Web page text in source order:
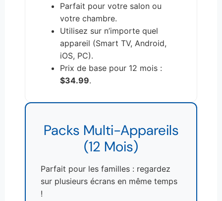
Parfait pour votre salon ou
votre chambre.
Utilisez sur n’importe quel
appareil (Smart TV, Android,
iOS, PC).
Prix de base pour 12 mois :
$34.99.
Packs Multi-Appareils
(12 Mois)
Parfait pour les familles : regardez
sur plusieurs écrans en même temps
!